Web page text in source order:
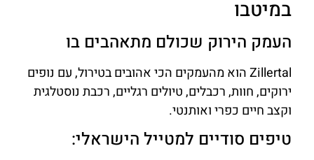
במיטבו
העמק הירוק שכולם מתאהבים בו
Zillertal הוא מהעמקים הכי אהובים בטירול, עם נופים
ירוקים, חוות, רכבלים, טיולים רגליים, רכבת נוסטלגית
וקצב חיים כפרי ואותנטי.
טיפים סודיים למטייל הישראלי: